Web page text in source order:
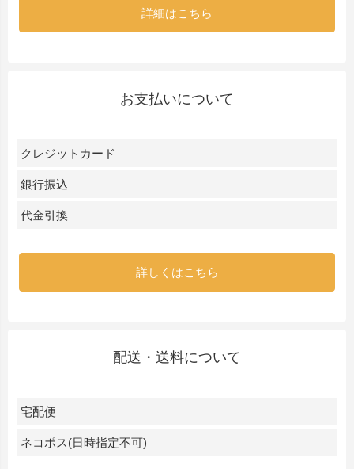
詳細はこちら
お支払いについて
クレジットカード
銀行振込
代金引換
詳しくはこちら
配送・送料について
宅配便
ネコポス(日時指定不可)